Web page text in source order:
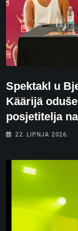
Spektakl u
Käärijä
posjetitelja
22. LIPNJA 2026.